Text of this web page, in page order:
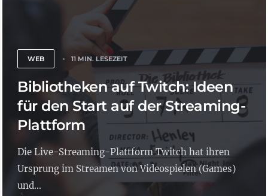
WEB 11 MIN. LESEZEIT
Bibliotheken auf Twitch: Ideen
für den Start auf der Streaming-
Plattform
Die Live-Streaming-Plattform Twitch hat ihren
Ursprung im Streamen von Videospielen (Games)
und...